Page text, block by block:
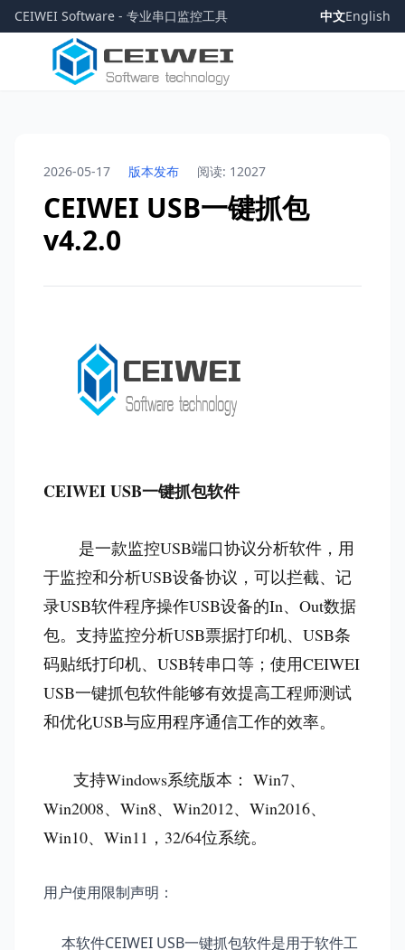
CEIWEI Software - 专业串口监控工具 中文English
2026-05-17 版本发布 阅读: 12027
CEIWEI USB一键抓包
v4.2.0
CEIWEI USB一键抓包软件
是一款监控USB端口协议分析软件，用
于监控和分析USB设备协议，可以拦截、记
录USB软件程序操作USB设备的In、Out数据
包。支持监控分析USB票据打印机、USB条
码贴纸打印机、USB转串口等；使用CEIWEI
USB一键抓包软件能够有效提高工程师测试
和优化USB与应用程序通信工作的效率。
支持Windows系统版本： Win7、
Win2008、Win8、Win2012、Win2016、
Win10、Win11，32/64位系统。
用户使用限制声明：
本软件CEIWEI USB一键抓包软件是用于软件工